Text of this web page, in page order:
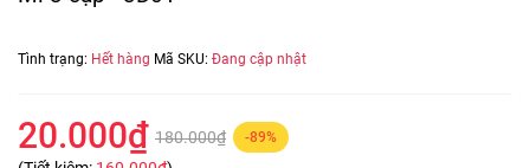
Tình trạng: Hết hàng Mã SKU: Đang cập nhật
20.000₫ 180.000₫ -89%